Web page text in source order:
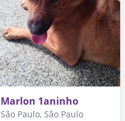
Marlon 1aninho
São Paulo, São Paulo